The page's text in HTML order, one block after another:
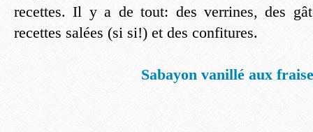
recettes. Il y a de tout: des verrines, des
recettes salées (si si!) et des confitures.
Sabayon vanillé aux